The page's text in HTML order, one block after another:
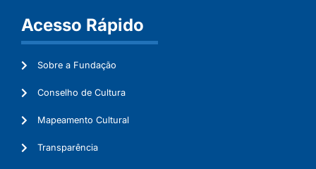
Acesso Rápido
Sobre a Fundação
Conselho de Cultura
Mapeamento Cultural
Transparência